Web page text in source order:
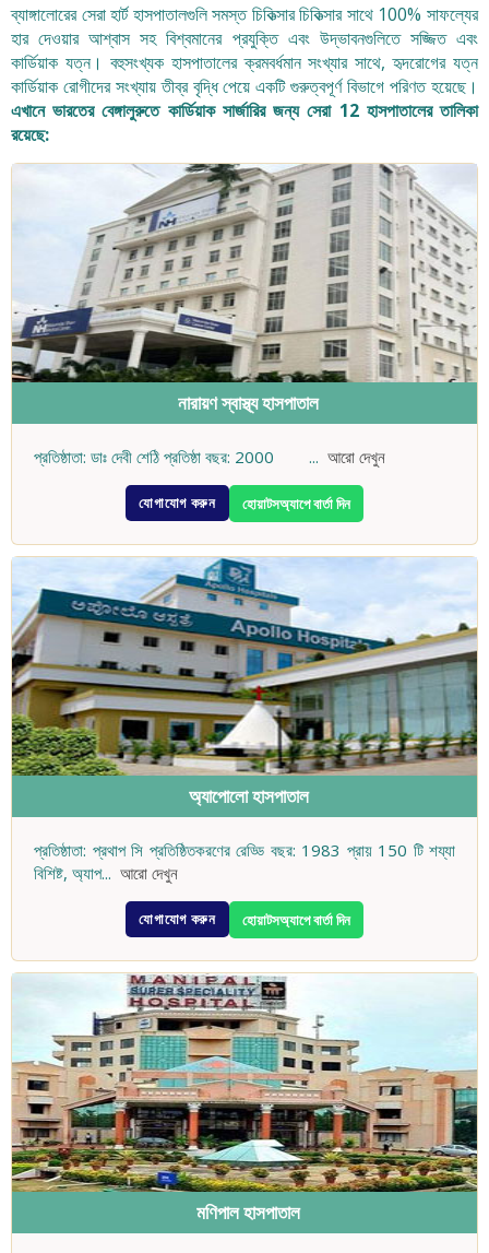
ব্যাঙ্গালোরের সেরা হার্ট হাসপাতালগুলি সমস্ত চিকিত্সার চিকিত্সার সাথে 100% সাফল্যের
হার দেওয়ার আশ্বাস সহ বিশ্বমানের প্রযুক্তি এবং উদ্ভাবনগুলিতে সজ্জিত এবং
কার্ডিয়াক যত্ন। বহুসংখ্যক হাসপাতালের ক্রমবর্ধমান সংখ্যার সাথে, হৃদরোগের যত্ন
কার্ডিয়াক রোগীদের সংখ্যায় তীব্র বৃদ্ধি পেয়ে একটি গুরুত্বপূর্ণ বিভাগে পরিণত হয়েছে।
এখানে ভারতের বেঙ্গালুরুতে কার্ডিয়াক সার্জারির জন্য সেরা 12 হাসপাতালের তালিকা
রয়েছে:
নারায়ণ স্বাস্থ্য হাসপাতাল
প্রতিষ্ঠাতা: ডাঃ দেবী শেঠি প্রতিষ্ঠা বছর: 2000 ... আরো দেখুন
যোগাযোগ করুন হোয়াটসঅ্যাপে বার্তা দিন
অ্যাপোলো হাসপাতাল
প্রতিষ্ঠাতা: প্রথাপ সি প্রতিষ্ঠিতকরণের রেড্ডি বছর: 1983 প্রায় 150 টি শয্যা
বিশিষ্ট, অ্যাপ... আরো দেখুন
যোগাযোগ করুন হোয়াটসঅ্যাপে বার্তা দিন
মণিপাল হাসপাতাল